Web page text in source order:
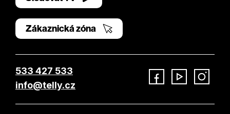
Zákaznická zóna
533 427 533
info@telly.cz